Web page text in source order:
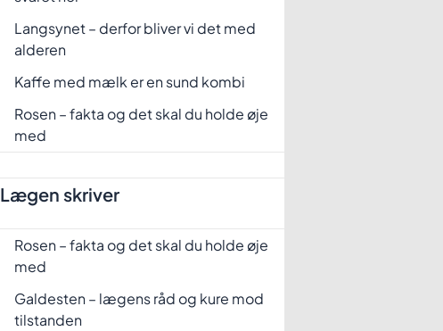
Langsynet – derfor bliver vi det med
alderen
Kaffe med mælk er en sund kombi
Rosen – fakta og det skal du holde øje
med
Lægen skriver
Rosen – fakta og det skal du holde øje
med
Galdesten – lægens råd og kure mod
tilstanden